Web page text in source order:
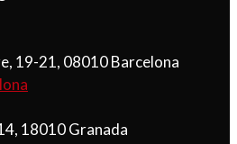
19-21, 08010 Barcelona
18010 Granada